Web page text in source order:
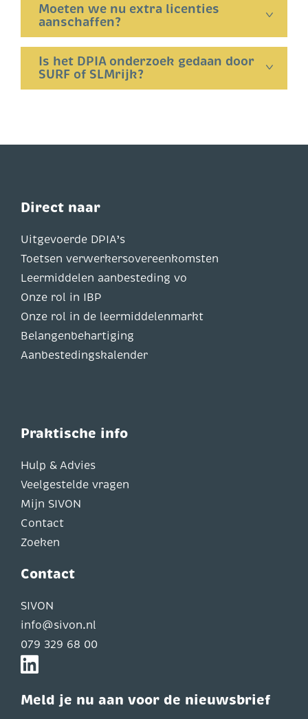
Moeten we nu extra licenties
aanschaffen?
Is het DPIA onderzoek gedaan door
SURF of SLMrijk?
Direct naar
Uitgevoerde DPIA’s
Toetsen verwerkersovereenkomsten
Leermiddelen aanbesteding vo
Onze rol in IBP
Onze rol in de leermiddelenmarkt
Belangenbehartiging
Aanbestedingskalender
Praktische info
Hulp & Advies
Veelgestelde vragen
Mijn SIVON
Contact
Zoeken
Contact
SIVON
info@sivon.nl
079 329 68 00
Meld je nu aan voor de nieuwsbrief